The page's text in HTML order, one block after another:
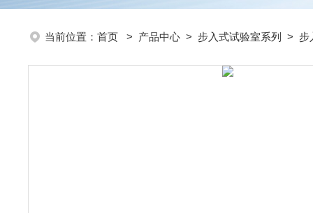
当前位置： 首页 > 产品中心 > 步入式试验室系列 > 步